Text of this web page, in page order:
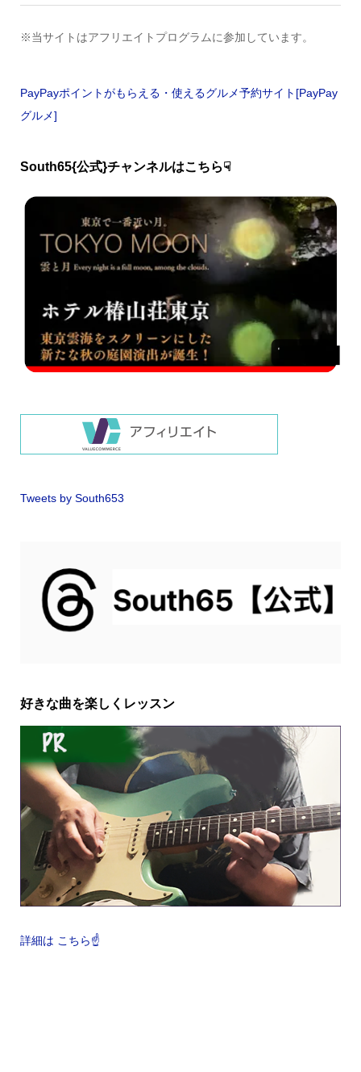
※当サイトはアフリエイトプログラムに参加しています。
PayPayポイントがもらえる・使えるグルメ予約サイト[PayPay
グルメ]
South65{公式}チャンネルはこちら☟
Tweets by South653
好きな曲を楽しくレッスン
詳細は こちら☝️